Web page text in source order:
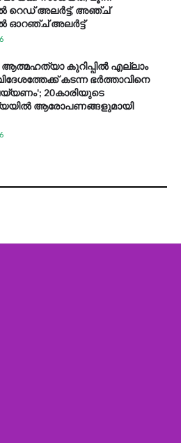
റെഡ് അലർട്ട്, അഞ്ച്
ഓറഞ്ച് അലർട്ട്
കുറിപ്പിൽ എല്ലാം
കടന്ന ഭർത്താവിനെ
20കാരിയുടെ
ആരോപണങ്ങളുമായി